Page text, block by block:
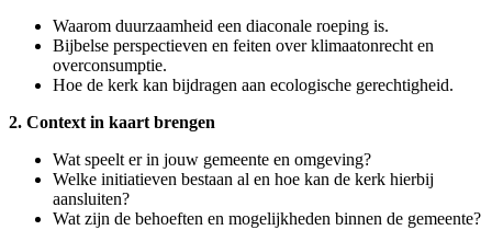
Waarom duurzaamheid een diaconale roeping is.
Bijbelse perspectieven en feiten over klimaatonrecht en
overconsumptie.
Hoe de kerk kan bijdragen aan ecologische gerechtigheid.
2. Context in kaart brengen
Wat speelt er in jouw gemeente en omgeving?
Welke initiatieven bestaan al en hoe kan de kerk hierbij
aansluiten?
Wat zijn de behoeften en mogelijkheden binnen de gemeente?